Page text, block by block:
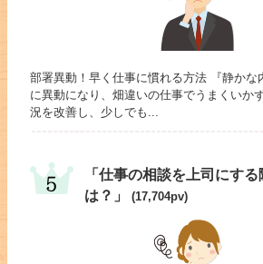
部署異動！早く仕事に慣れる方法 『静かな
に異動になり、畑違いの仕事でうまくいか
況を改善し、少しでも...
「仕事の相談を上司にす
は？」
(17,704pv)